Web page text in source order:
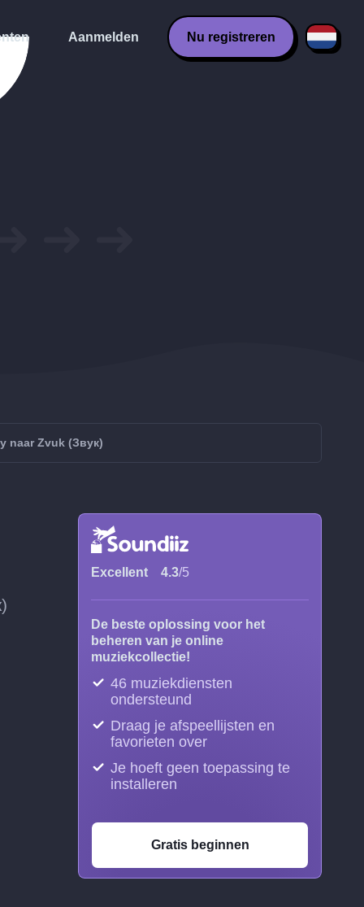
Aanmelden Nu registreren
naar Zvuk (Звук)
Excellent 4.3/5
De beste oplossing voor het
beheren van je online
muziekcollectie!
46 muziekdiensten
ondersteund
Draag je afspeellijsten en
favorieten over
Je hoeft geen toepassing te
installeren
Gratis beginnen